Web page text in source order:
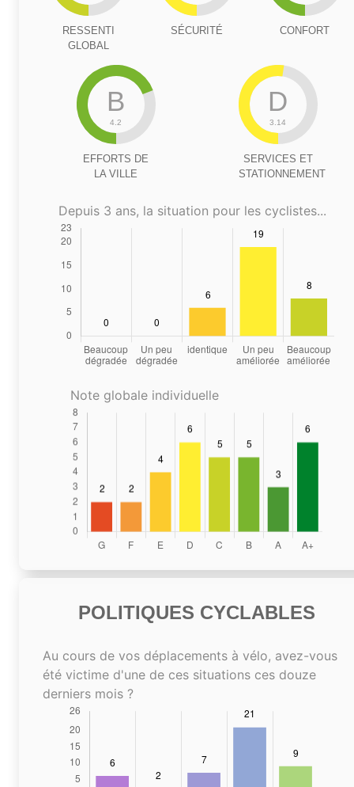
RESSENTI
GLOBAL
SÉCURITÉ CONFORT
B
4.2
EFFORTS DE
LA VILLE
D
3.14
SERVICES ET
STATIONNEMENT
Depuis 3 ans, la situation pour les cyclistes...
Note globale individuelle
POLITIQUES CYCLABLES
Au cours de vos déplacements à vélo, avez-vous
été victime d'une de ces situations ces douze
derniers mois ?